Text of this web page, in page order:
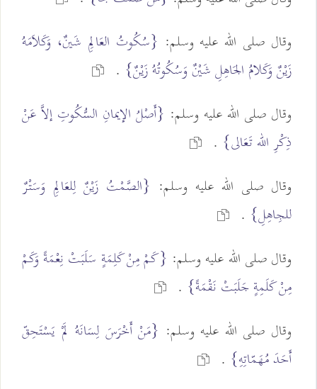
وقال صلى الله عليه وسلم: {سُكُوتُ العَالِمِ شَينٌ، وَكَلاَمَهُ
زَيْنٌ وَكَلامُ الجَاهِلِ شَيْنٌ وَسُكُوتُهُ زَيْنٌ} .
وقال صلى الله عليه وسلم: {أَصْلُ الإيمانِ السُّكُوتِ إلاَّ عَنْ
ذِكْرِ الله تَعَالى} .
وقال صلى الله عليه وسلم: {الصَّمْتُ زَيْنٌ لِلعَالِمِ وَسَتْرٌ
للجِاهِلِ} .
وقال صلى الله عليه وسلم: {كَمْ مِنْ كَلِمَةٍ سَلَبَتْ نِعْمَةً وَكَمْ
مِنْ كَلَمِةٍ جَلَبَتْ نَقْمَةً} .
وقال صلى الله عليه وسلم: {مَنْ أَخْرَسَ لِسَانَهُ لَمْ يَسْتَحِقّ
أَحَدَ مُهَمّاتِهِ} .